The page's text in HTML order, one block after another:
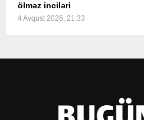
ölməz inciləri
4 Avqust 2026, 21:33